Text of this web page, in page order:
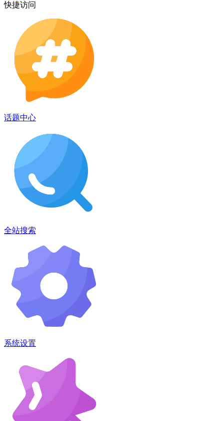
快捷访问
话题中心
全站搜索
系统设置